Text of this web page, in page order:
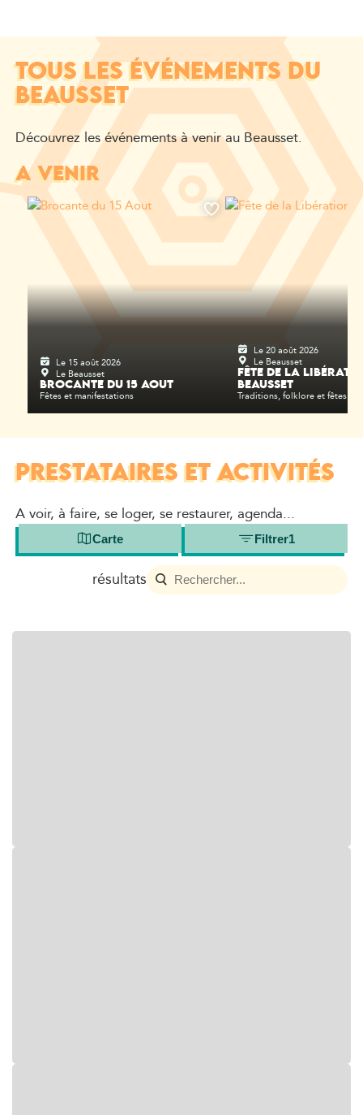
TOUS LES ÉVÉNEMENTS DU
BEAUSSET
Découvrez les événements à venir au Beausset.
A VENIR
Le 15 août 2026
Le Beausset
BROCANTE DU 15 AOUT
Fêtes et manifestations
Le 20 août 2026
Le Beausset
FÊTE DE LA
BEAUSSET
Traditions, folklore et fêtes
PRESTATAIRES ET ACTIVITÉS
A voir, à faire, se loger, se restaurer, agenda...
Carte Filtrer1
résultats